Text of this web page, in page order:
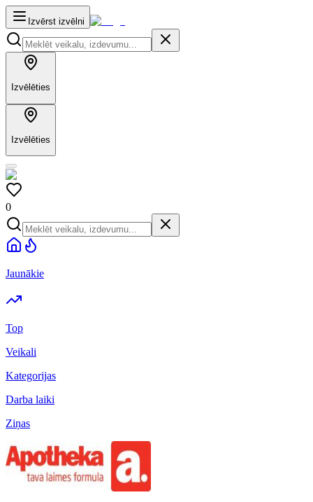
Izvērst izvēlni
Izvēlēties
Izvēlēties
0
Jaunākie
Top
Veikali
Kategorijas
Darba laiki
Ziņas